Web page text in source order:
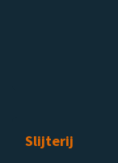
Slijterij